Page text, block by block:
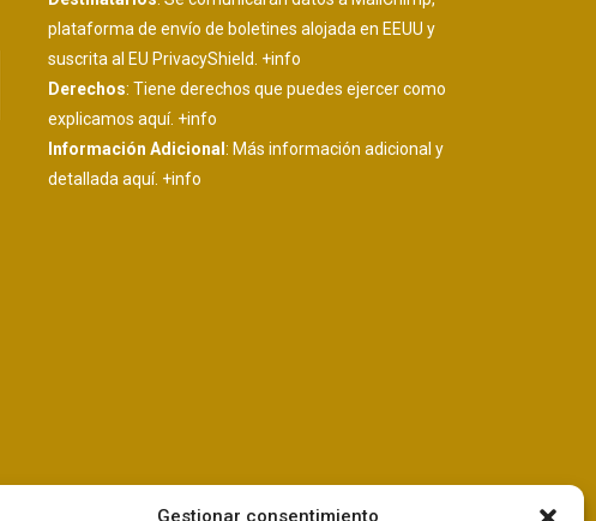
Gestionar consentimiento
plataforma de envío de boletines alojada en EEUU y
suscrita al EU PrivacyShield. +info
Derechos: Tiene derechos que puedes ejercer como
explicamos aquí. +info
Información Adicional: Más información adicional y
detallada aquí. +info